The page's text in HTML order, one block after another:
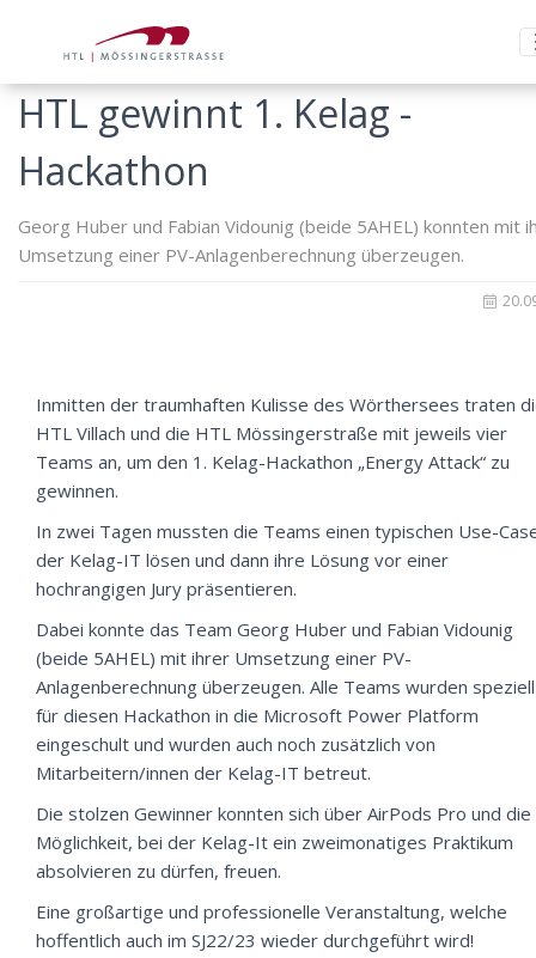
HTL gewinnt 1. Kelag -
Hackathon
Georg Huber und Fabian Vidounig (beide 5AHEL) konnten mit
Umsetzung einer PV-Anlagenberechnung überzeugen.
Inmitten der traumhaften Kulisse des Wörthersees traten
HTL Villach und die HTL Mössingerstraße mit jeweils vier
Teams an, um den 1. Kelag-Hackathon „Energy Attack“ zu
gewinnen.
In zwei Tagen mussten die Teams einen typischen Use-
der Kelag-IT lösen und dann ihre Lösung vor einer
hochrangigen Jury präsentieren.
Dabei konnte das Team Georg Huber und Fabian Vidounig
(beide 5AHEL) mit ihrer Umsetzung einer PV-
Anlagenberechnung überzeugen. Alle Teams wurden speziell
für diesen Hackathon in die Microsoft Power Platform
eingeschult und wurden auch noch zusätzlich von
Mitarbeitern/innen der Kelag-IT betreut.
Die stolzen Gewinner konnten sich über AirPods Pro und die
Möglichkeit, bei der Kelag-It ein zweimonatiges Praktikum
absolvieren zu dürfen, freuen.
Eine großartige und professionelle Veranstaltung, welche
hoffentlich auch im SJ22/23 wieder durchgeführt wird!